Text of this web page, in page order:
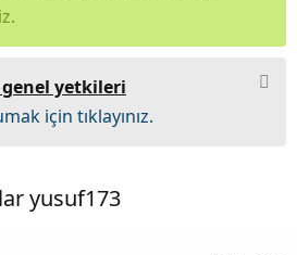
yetkileri
için tıklayınız.
yusuf173